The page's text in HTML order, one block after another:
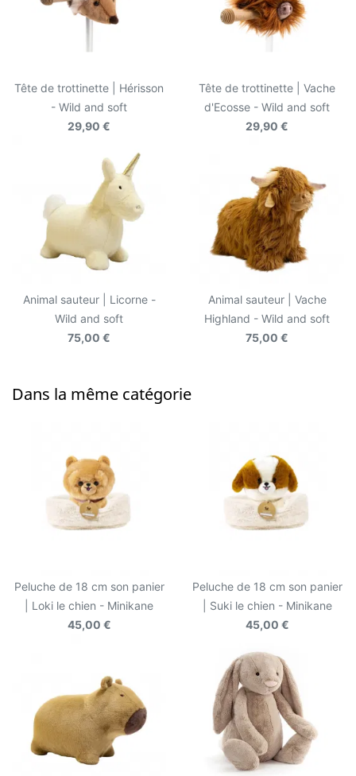
Tête de trottinette | Hérisson
- Wild and soft
29,90 €
Tête de trottinette | Vache
d'Ecosse - Wild and soft
29,90 €
Animal sauteur | Licorne -
Wild and soft
75,00 €
Animal sauteur | Vache
Highland - Wild and soft
75,00 €
Dans la même catégorie
Peluche de 18 cm son panier
| Loki le chien - Minikane
45,00 €
Peluche de 18 cm son panier
| Suki le chien - Minikane
45,00 €